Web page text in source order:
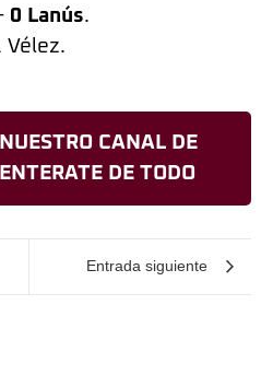
0 Lanús.
Vélez.
CANAL DE
DE TODO
Entrada siguiente